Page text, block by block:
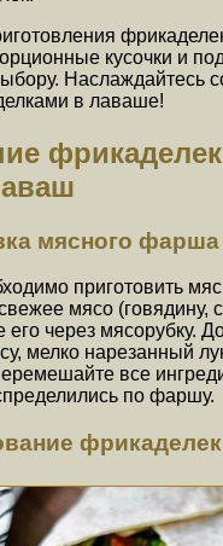
кусочки и
Наслаждайтесь
в лаваше!
мясного фарша
приготовить
мясо (говядину,
его через мясорубку.
мелко нарезанный
все
по фаршу.
фрикаделек